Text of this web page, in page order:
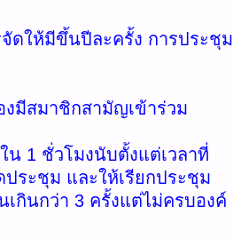
มีขึ้นปีละครั้ง การประชุม
มาชิกสามัญเข้าร่วม
ชั่วโมงนับตั้งแต่เวลาที่
ระชุม และให้เรียกประชุม
กินกว่า 3 ครั้งแต่ไม่ครบองค์